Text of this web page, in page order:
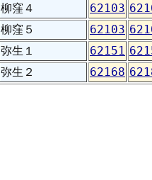
柳窪４
62103
柳窪５
62103
弥生１
62151
弥生２
62168